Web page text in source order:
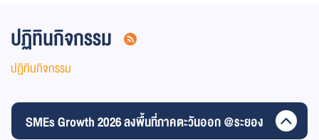
ปฏิทินกิจกรรม
ปฏิทินกิจกรรม
SMEs Growth 2026 ลงพื้นที่ภาคตะวันออก @ระยอง